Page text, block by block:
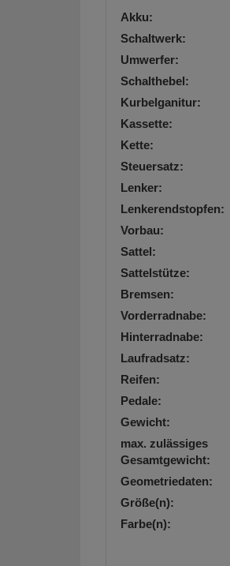
Akku:
Schaltwerk:
Umwerfer:
Schalthebel:
Kurbelganitur:
Kassette:
Kette:
Steuersatz:
Lenker:
Lenkerendstopfen:
Vorbau:
Sattel:
Sattelstütze:
Bremsen:
Vorderradnabe:
Hinterradnabe:
Laufradsatz:
Reifen:
Pedale:
Gewicht:
max. zulässiges
Gesamtgewicht:
Geometriedaten:
Größe(n):
Farbe(n):